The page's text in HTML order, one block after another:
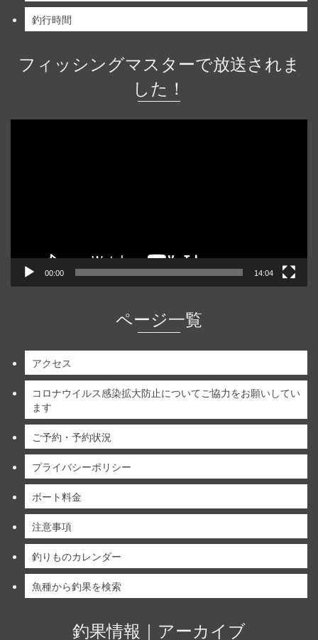
釣行時間
フィッシングマスターで放送されま
した！
00:00 14:04
ページ一覧
アクセス
コロナウイルス感染拡大防止についてご協力をお願いしてい
ます
ご予約・予約状況
プライバシーポリシー
ボート料金
注意事項
釣りものカレンダー
魚種から釣果を検索
釣果情報｜アーカイブ